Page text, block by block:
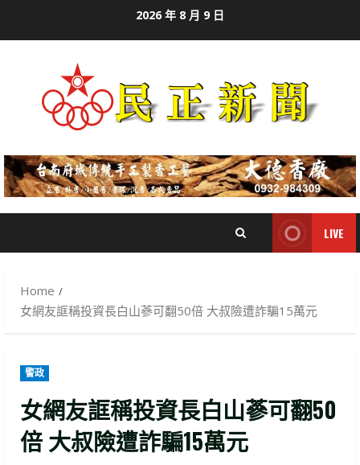
2026 年 8 月 9 日
LIVE
Home
女網友誆稱投資長白山蔘可翻50倍 大叔險遭詐騙15萬元
警政
女網友誆稱投資長白山蔘可翻50
倍 大叔險遭詐騙15萬元